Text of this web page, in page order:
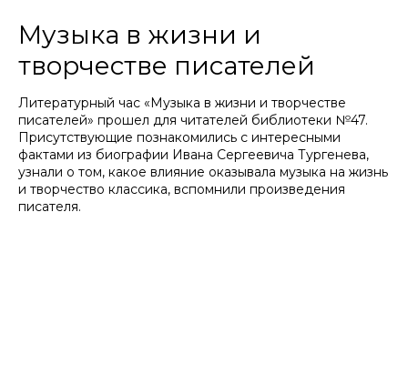
Музыка в жизни и
творчестве писателей
Литературный час «Музыка в жизни и творчестве
писателей» прошел для читателей библиотеки №47.
Присутствующие познакомились с интересными
фактами из биографии Ивана Сергеевича Тургенева,
узнали о том, какое влияние оказывала музыка на жизнь
и творчество классика, вспомнили произведения
писателя.